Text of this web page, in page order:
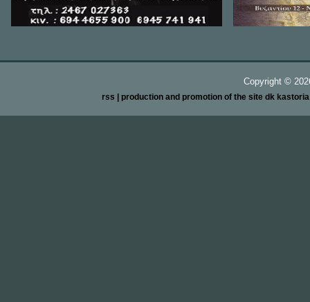
Copyright ©
rss | production and promotion of the site dk